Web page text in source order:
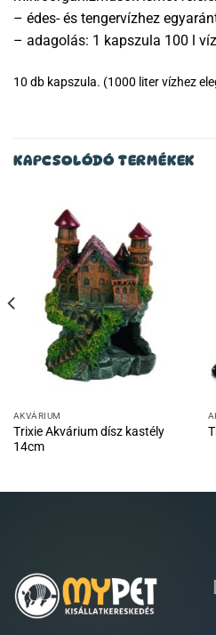
– édes- és tengervízhez
– adagolás: 1 kapszula 100 l
10 db kapszula. (1000 liter vízhez
KAPCSOLÓDÓ TERMÉKEK
AKVÁRIUM
Trixie Akvárium dísz kastély
14cm